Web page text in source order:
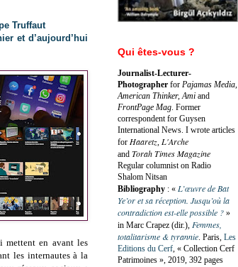
Truffaut
et d’aujourd’hui
mettent en avant les
les internautes à la
Qui êtes-vous ?
Journalist-Lecturer-
Photographer for Pajamas Media,
American Thinker, Ami and
FrontPage Mag. Former
correspondent for Guysen
International News. I wrote articles
for Haaretz, L'Arche
and Torah Times Magazine
Regular columnist on Radio
Shalom Nitsan
Bibliography : « L’œuvre de Bat
Ye’or et sa réception. Jusqu’où la
contradiction est-elle possible ? »
in Marc Crapez (dir.), Femmes,
totalitarisme & tyrannie. Paris, Les
Editions du Cerf, « Collection Cerf
Patrimoines », 2019, 392 pages